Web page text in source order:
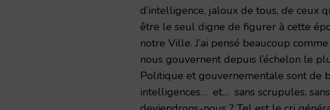
d’intelligence, jaloux de tous, de ceux
être le seul digne de figurer à cette
notre Ville. J’ai pensé beaucoup
nous gouvernent depuis l’échelon le
Politique et gouvernementale sont de
intelligences… et… sans scrupules,